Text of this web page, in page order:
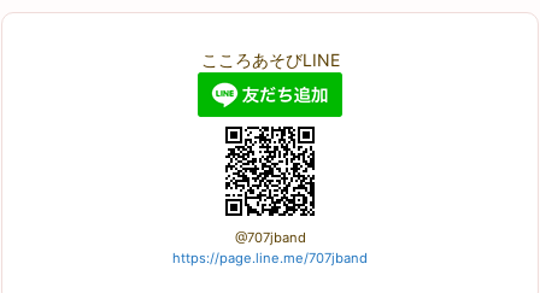
こころあそびLINE
@707jband
https://page.line.me/707jband